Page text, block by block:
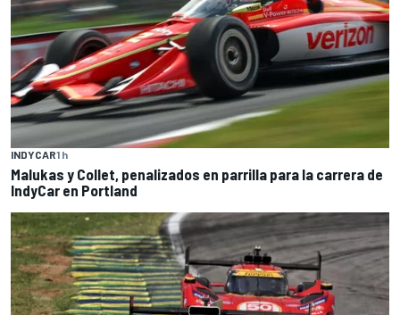
INDYCAR1 h
Malukas y Collet, penalizados en parrilla para la carrera de
IndyCar en Portland